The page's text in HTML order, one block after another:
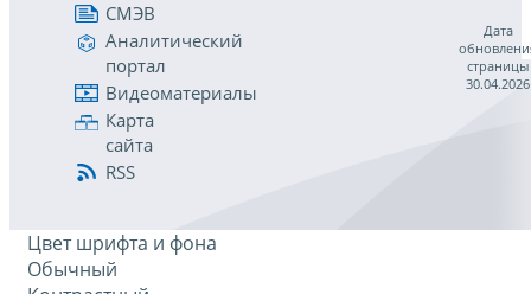
СМЭВ
Аналитический
портал
Видеоматериалы
Карта
сайта
RSS
Дата
страницы
30.04.2026
Цвет шрифта и фона
Обычный